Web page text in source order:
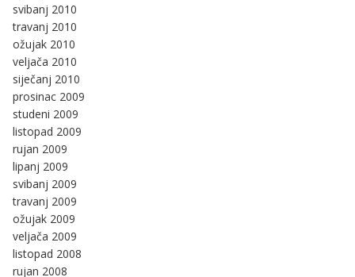
svibanj 2010
travanj 2010
ožujak 2010
veljača 2010
siječanj 2010
prosinac 2009
studeni 2009
listopad 2009
rujan 2009
lipanj 2009
svibanj 2009
travanj 2009
ožujak 2009
veljača 2009
listopad 2008
rujan 2008